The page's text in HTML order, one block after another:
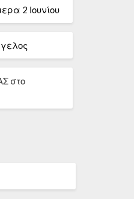
2 Ιουνίου
στο